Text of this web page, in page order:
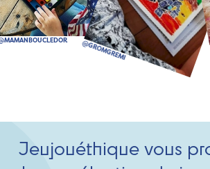
Jeujouéthique vous